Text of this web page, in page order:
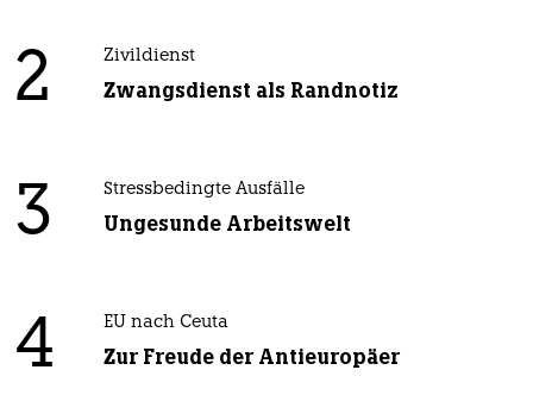
2 Zivildienst
Zwangsdienst als Randnotiz
3 Stressbedingte Ausfälle
Ungesunde Arbeitswelt
4 EU nach Ceuta
Zur Freude der Antieuropäer